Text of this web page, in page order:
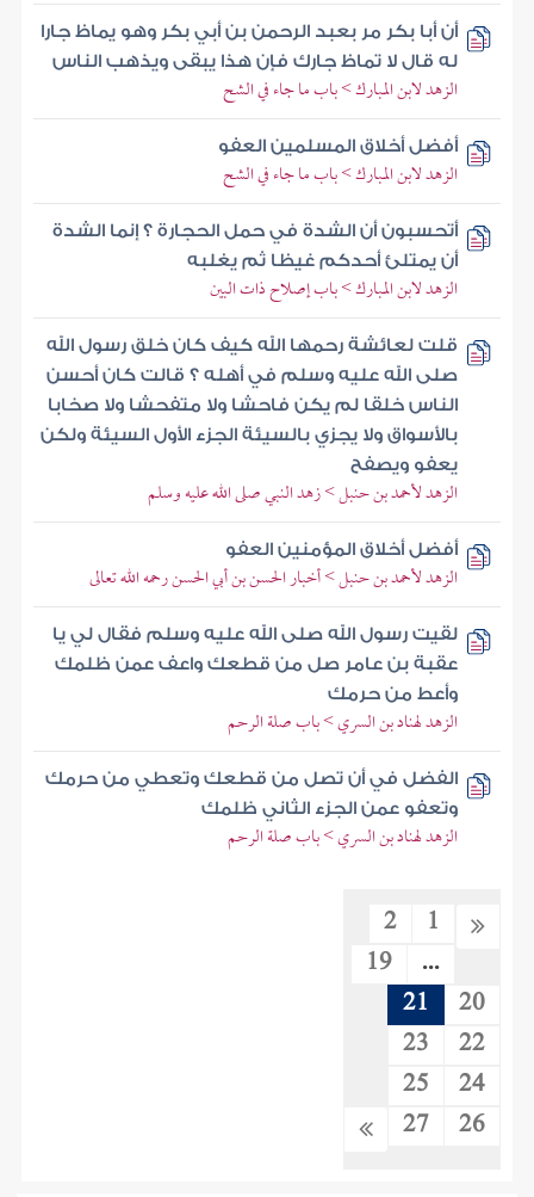
أن أبا بكر مر بعبد الرحمن بن أبي بكر وهو يماظ جارا
له قال لا تماظ جارك فإن هذا يبقى ويذهب الناس
الزهد لابن المبارك > باب ما جاء في الشح
أفضل أخلاق المسلمين العفو
الزهد لابن المبارك > باب ما جاء في الشح
أتحسبون أن الشدة في حمل الحجارة ؟ إنما الشدة
أن يمتلئ أحدكم غيظا ثم يغلبه
الزهد لابن المبارك > باب إصلاح ذات البين
قلت لعائشة رحمها الله كيف كان خلق رسول الله
صلى الله عليه وسلم في أهله ؟ قالت كان أحسن
الناس خلقا لم يكن فاحشا ولا متفحشا ولا صخابا
بالأسواق ولا يجزي بالسيئة الجزء الأول السيئة ولكن
يعفو ويصفح
الزهد لأحمد بن حنبل > زهد النبي صلى الله عليه وسلم
أفضل أخلاق المؤمنين العفو
الزهد لأحمد بن حنبل > أخبار الحسن بن أبي الحسن رحمه الله تعالى
لقيت رسول الله صلى الله عليه وسلم فقال لي يا
عقبة بن عامر صل من قطعك واعف عمن ظلمك
وأعط من حرمك
الزهد لهناد بن السري > باب صلة الرحم
الفضل في أن تصل من قطعك وتعطي من حرمك
وتعفو عمن الجزء الثاني ظلمك
الزهد لهناد بن السري > باب صلة الرحم
1
2
...
19
20
21
22
23
24
25
26
27